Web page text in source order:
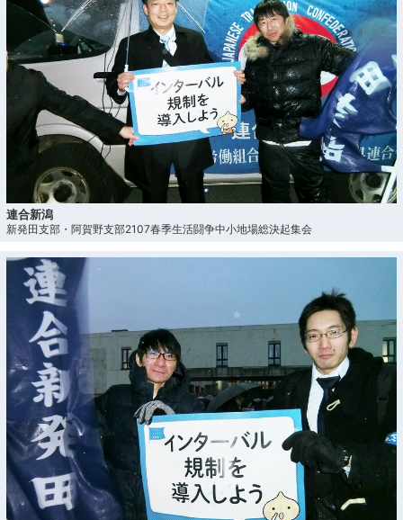
連合新潟
新発田支部・阿賀野支部2107春季生活闘争中小地場総決起集会